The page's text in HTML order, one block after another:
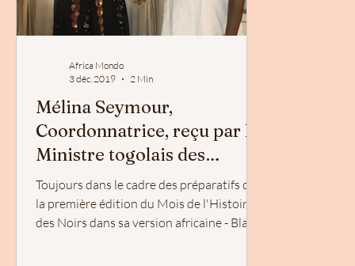
Africa Mondo
3 déc. 2019
2 Min
Mélina Seymour,
Coordonnatrice, reçu par le
Ministre togolais des
affaires étrangères, Robert
Dussey
Toujours dans le cadre des préparatifs de
la première édition du Mois de l'Histoire
des Noirs dans sa version africaine - Black